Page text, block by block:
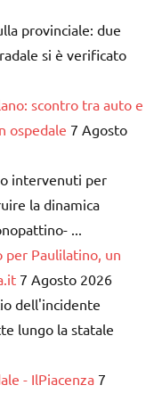
provinciale: due
si è verificato
scontro tra auto e
ospedale 7 Agosto
intervenuti per
la dinamica
...
per Paulilatino, un
7 Agosto 2026
dell'incidente
lungo la statale
- IlPiacenza 7